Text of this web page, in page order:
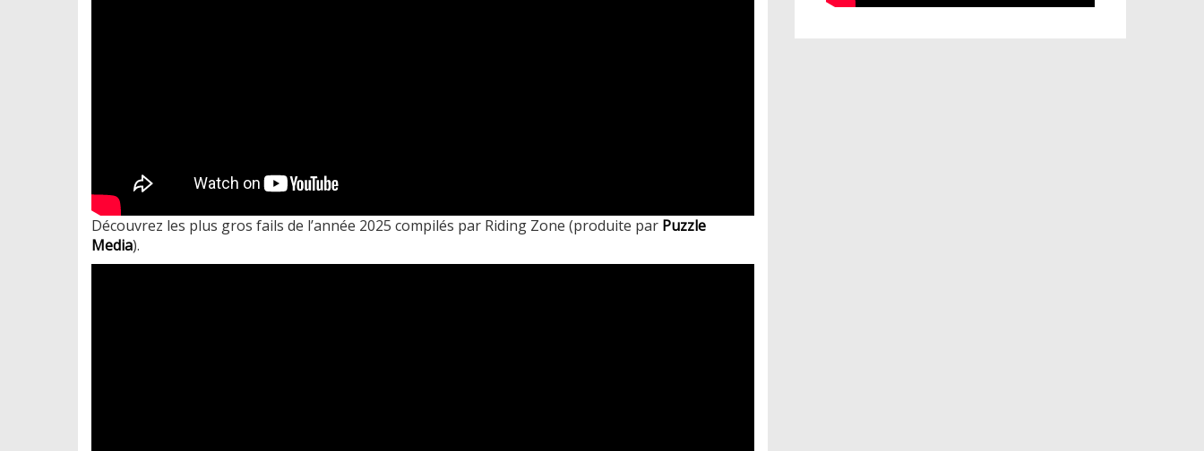
Découvrez les plus gros fails de l’année 2025 compilés par Riding Zone (produite par Puzzle
Media).